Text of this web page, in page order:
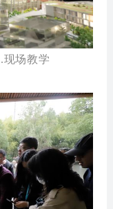
现场教学